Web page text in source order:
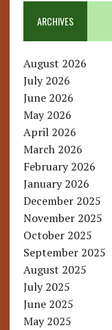
ARCHIVES
August 2026
July 2026
June 2026
May 2026
April 2026
March 2026
February 2026
January 2026
December 2025
November 2025
October 2025
September 2025
August 2025
July 2025
June 2025
May 2025